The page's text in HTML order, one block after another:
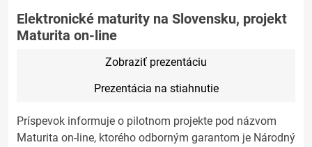
Elektronické maturity na Slovensku, projekt
Maturita on-line
Zobraziť prezentáciu
Prezentácia na stiahnutie
Príspevok informuje o pilotnom projekte pod názvom
Maturita on-line, ktorého odborným garantom je Národný